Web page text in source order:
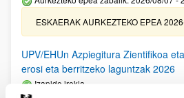
ESKAERAK AURKEZTEKO EPEA
UPV/EHUn Azpiegitura Zientifikoa
erosi eta berritzeko laguntzak 2026
Izapide irekia